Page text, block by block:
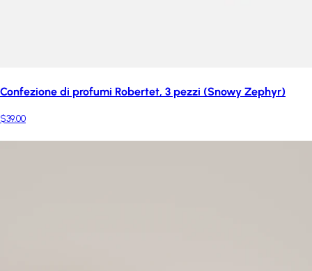
Confezione di profumi Robertet, 3 pezzi (Snowy Zephyr)
$39.00